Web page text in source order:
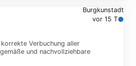
Burgkunstadt
vor 15 T
Verbuchung aller
und nachvollziehbare